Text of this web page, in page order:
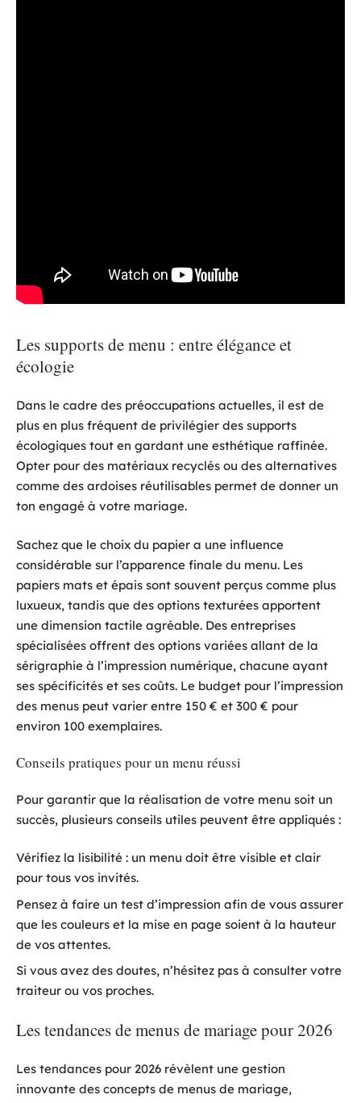
Les supports de menu : entre élégance et
écologie
Dans le cadre des préoccupations actuelles, il est de
plus en plus fréquent de privilégier des supports
écologiques tout en gardant une esthétique raffinée.
Opter pour des matériaux recyclés ou des alternatives
comme des ardoises réutilisables permet de donner un
ton engagé à votre mariage.
Sachez que le choix du papier a une influence
considérable sur l’apparence finale du menu. Les
papiers mats et épais sont souvent perçus comme plus
luxueux, tandis que des options texturées apportent
une dimension tactile agréable. Des entreprises
spécialisées offrent des options variées allant de la
sérigraphie à l’impression numérique, chacune ayant
ses spécificités et ses coûts. Le budget pour l’impression
des menus peut varier entre 150 € et 300 € pour
environ 100 exemplaires.
Conseils pratiques pour un menu réussi
Pour garantir que la réalisation de votre menu soit un
succès, plusieurs conseils utiles peuvent être appliqués :
Vérifiez la lisibilité : un menu doit être visible et clair
pour tous vos invités.
Pensez à faire un test d’impression afin de vous assurer
que les couleurs et la mise en page soient à la hauteur
de vos attentes.
Si vous avez des doutes, n’hésitez pas à consulter votre
traiteur ou vos proches.
Les tendances de menus de mariage pour 2026
Les tendances pour 2026 révèlent une gestion
innovante des concepts de menus de mariage,